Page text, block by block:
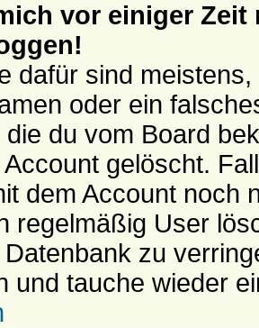
vor einiger
dafür sind
oder ein
die du vom Board
Account gelöscht.
dem Account noch
regelmäßig User
zu
und tauche wieder